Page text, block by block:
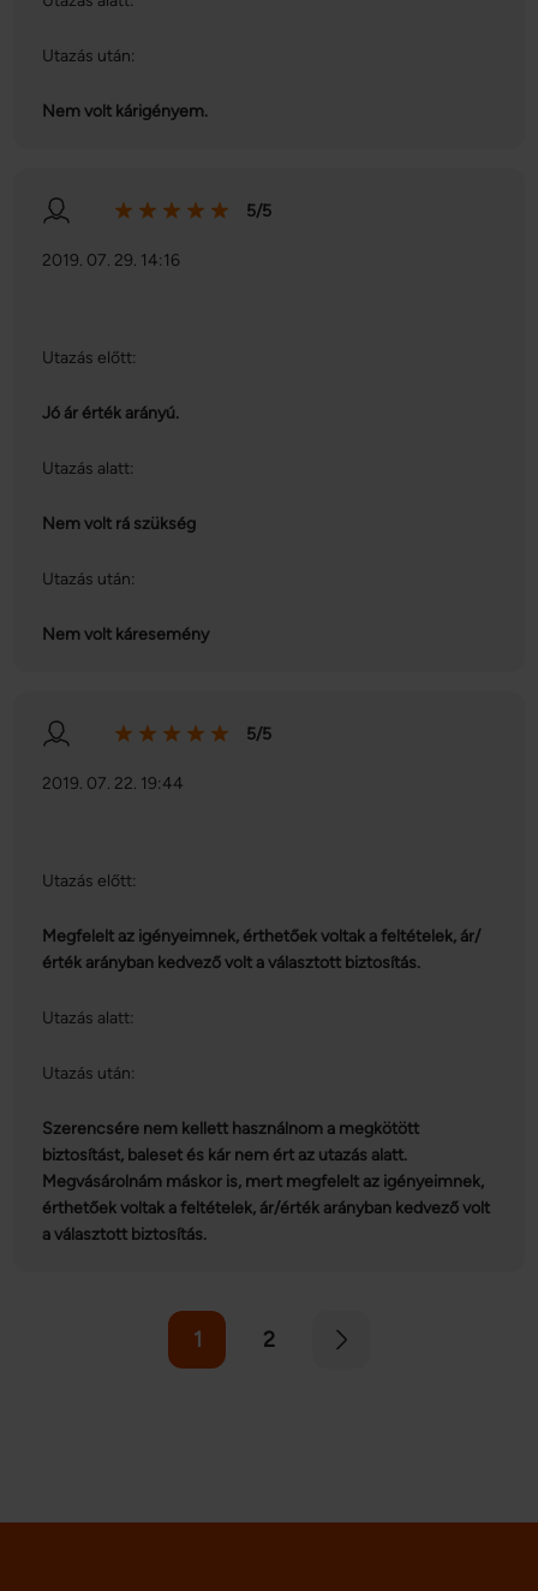
Utazás után:
Nem volt kárigényem.
5/5
2019. 07. 29. 14:16
Utazás előtt:
Jó ár érték arányú.
Utazás alatt:
Nem volt rá szükség
Utazás után:
Nem volt káresemény
5/5
2019. 07. 22. 19:44
Utazás előtt:
Megfelelt az igényeimnek, érthetőek voltak a feltételek, ár/
érték arányban kedvező volt a választott biztosítás.
Utazás alatt:
Utazás után:
Szerencsére nem kellett használnom a megkötött
biztosítást, baleset és kár nem ért az utazás alatt.
Megvásárolnám máskor is, mert megfelelt az igényeimnek,
érthetőek voltak a feltételek, ár/érték arányban kedvező volt
a választott biztosítás.
1 2